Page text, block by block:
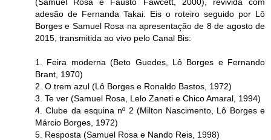
adesão de Fernanda Takai. Eis o roteiro seguido por Lô
Borges e Samuel Rosa na apresentação de 8 de agosto de
2015, transmitida ao vivo pelo Canal Bis:
1. Feira moderna (Beto Guedes, Lô Borges e Fernando
Brant, 1970)
2. O trem azul (Lô Borges e Ronaldo Bastos, 1972)
3. Te ver (Samuel Rosa, Lelo Zaneti e Chico Amaral, 1994)
4. Clube da esquina nº 2 (Milton Nascimento, Lô Borges e
Márcio Borges, 1972)
5. Resposta (Samuel Rosa e Nando Reis, 1998)